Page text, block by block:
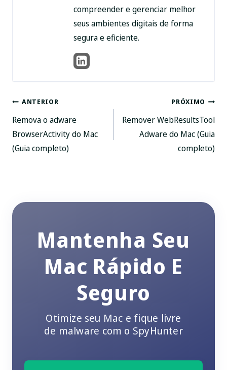
compreender e gerenciar melhor
seus ambientes digitais de forma
segura e eficiente.
Pós-
navegação
ANTERIOR
Remova o adware
BrowserActivity do Mac
(Guia completo)
PRÓXIMO
Remover WebResultsTool
Adware do Mac (Guia
completo)
Mantenha Seu
Mac Rápido E
Seguro
Otimize seu Mac e fique livre
de malware com o SpyHunter